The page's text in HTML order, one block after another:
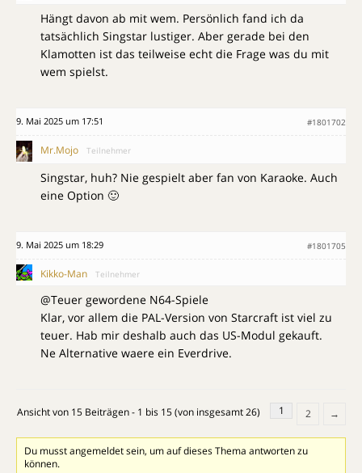
Hängt davon ab mit wem. Persönlich fand ich da
tatsächlich Singstar lustiger. Aber gerade bei den
Klamotten ist das teilweise echt die Frage was du mit
wem spielst.
9. Mai 2025 um 17:51 #1801702
Mr.Mojo Teilnehmer
Singstar, huh? Nie gespielt aber fan von Karaoke. Auch
eine Option 🙂
9. Mai 2025 um 18:29 #1801705
Kikko-Man Teilnehmer
@Teuer gewordene N64-Spiele
Klar, vor allem die PAL-Version von Starcraft ist viel zu
teuer. Hab mir deshalb auch das US-Modul gekauft.
Ne Alternative waere ein Everdrive.
Ansicht von 15 Beiträgen - 1 bis 15 (von insgesamt 26) 1 2 →
Du musst angemeldet sein, um auf dieses Thema antworten zu
können.